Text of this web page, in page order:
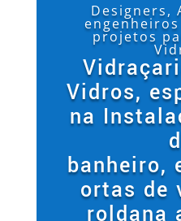
Designers,
projetos
Vidros,
na
banheiro,
ortas de
roldana